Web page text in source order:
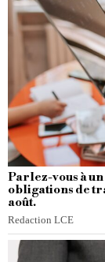
Parlez-vous à
obligations de
août.
Redaction LCE